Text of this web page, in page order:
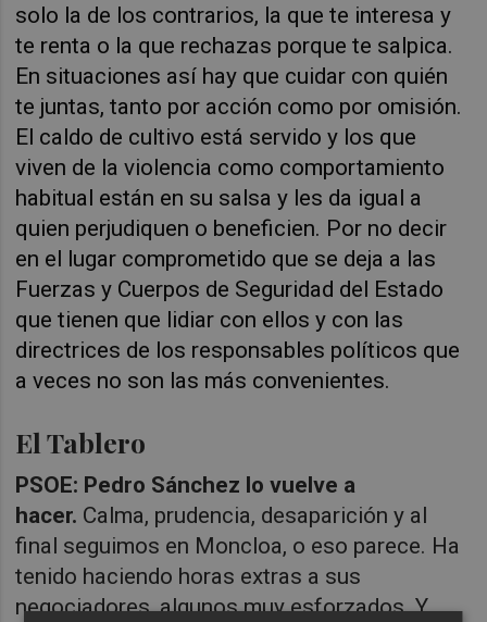
solo la de los contrarios, la que te interesa y
te renta o la que rechazas porque te salpica.
En situaciones así hay que cuidar con quién
te juntas, tanto por acción como por omisión.
El caldo de cultivo está servido y los que
viven de la violencia como comportamiento
habitual están en su salsa y les da igual a
quien perjudiquen o beneficien. Por no decir
en el lugar comprometido que se deja a las
Fuerzas y Cuerpos de Seguridad del Estado
que tienen que lidiar con ellos y con las
directrices de los responsables políticos que
a veces no son las más convenientes.
El Tablero
PSOE: Pedro Sánchez lo vuelve a
hacer. Calma, prudencia, desaparición y al
final seguimos en Moncloa, o eso parece. Ha
tenido haciendo horas extras a sus
negociadores, algunos muy esforzados. Y